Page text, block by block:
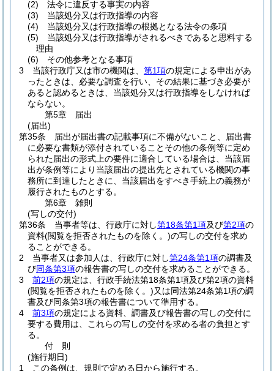
(2)
法令に違反する事実の内容
(3)
当該処分又は行政指導の内容
(4)
当該処分又は行政指導の根拠となる法令の条項
(5)
当該処分又は行政指導がされるべきであると思料する
理由
(6)
その他参考となる事項
3
当該行政庁又は市の機関は、 第1項の規定による申出があ
ったときは、必要な調査を行い、その結果に基づき必要が
あると認めるときは、当該処分又は行政指導をしなければ
ならない。
第5章
届出
(届出)
第35条
届出が届出書の記載事項に不備がないこと、届出書
に必要な書類が添付されていることその他の条例等に定め
られた届出の形式上の要件に適合している場合は、当該届
出が条例等により当該届出の提出先とされている機関の事
務所に到達したときに、当該届出をすべき手続上の義務が
履行されたものとする。
第6章
雑則
(写しの交付)
第36条
当事者等は、行政庁に対し第18条第1項及び第2項の
資料(閲覧を拒否されたものを除く。)の写しの交付を求め
ることができる。
2
当事者又は参加人は、行政庁に対し第24条第1項の調書及
び同条第3項の報告書の写しの交付を求めることができる。
3
前2項の規定は、行政手続法第18条第1項及び第2項の資料
(閲覧を拒否されたものを除く。)又は同法第24条第1項の調
書及び同条第3項の報告書について準用する。
4
前3項の規定による資料、調書及び報告書の写しの交付に
要する費用は、これらの写しの交付を求める者の負担とす
る。
付 則
(施行期日)
1
この条例は、規則で定める日から施行する。